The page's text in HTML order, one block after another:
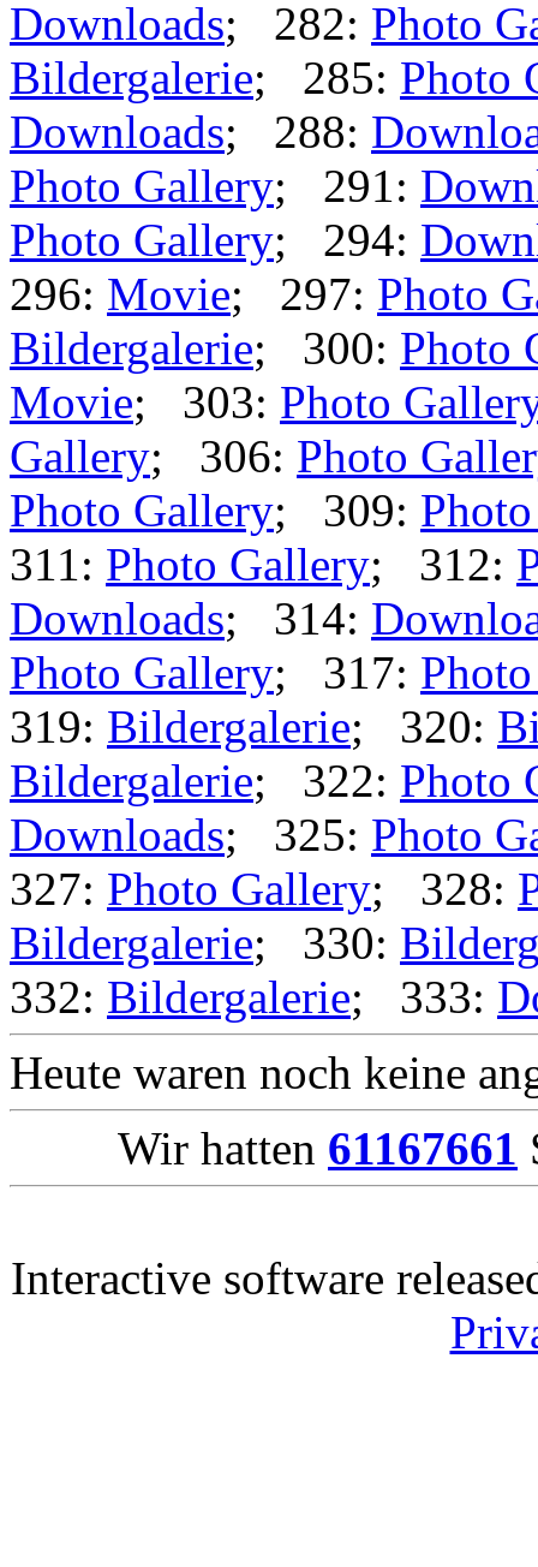
Downloads; 282: Photo
Bildergalerie; 285: Photo
Downloads; 288:
Photo Gallery; 291:
Photo Gallery; 294:
296: Movie; 297: Photo
Bildergalerie; 300: Photo
Movie; 303: Photo
Gallery; 306: Photo
Photo Gallery; 309:
311: Photo Gallery; 312:
Downloads; 314:
Photo Gallery; 317:
319: Bildergalerie; 320:
Bildergalerie; 322: Photo
Downloads; 325: Photo
327: Photo Gallery; 328:
Bildergalerie; 330:
332: Bildergalerie; 333:
Heute waren noch keine
Wir hatten 61167661
Interactive software